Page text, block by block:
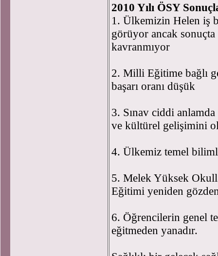
2010 Yılı ÖSY
1. Ülkemizin Helen iş
görüyor ancak
kavranmıyor
2. Milli Eğitime bağlı
başarı oranı düşük
3. Sınav ciddi
ve kültürel gelişimini
4. Ülkemiz temel
5. Melek Yüksek
Eğitimi yeniden
6. Öğrencilerin genel
eğitmeden yanadır.